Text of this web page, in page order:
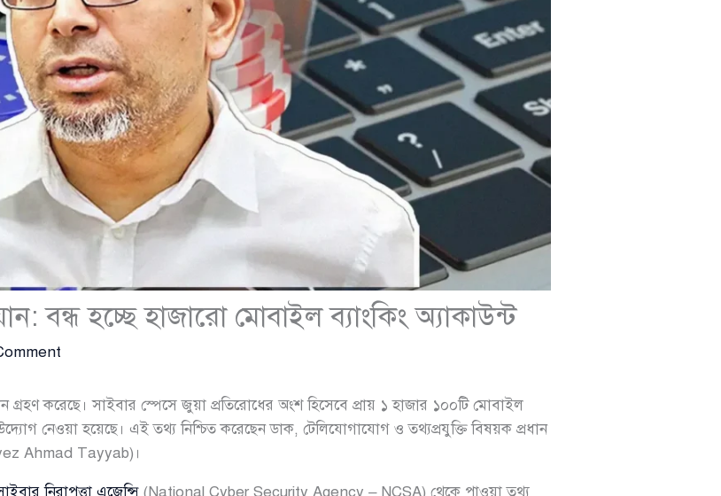
বন্ধ হচ্ছে হাজারো মোবাইল ব্যাংকিং অ্যাকাউন্ট
করেছে। সাইবার স্পেসে জুয়া প্রতিরোধের অংশ হিসেবে প্রায় ১ হাজার ১০০টি মোবাইল
নেওয়া হয়েছে। এই তথ্য নিশ্চিত করেছেন ডাক, টেলিযোগাযোগ ও তথ্যপ্রযুক্তি বিষয়ক প্রধান
Ahmad Tayyab)।
নিরাপত্তা এজেন্সি(National Cyber Security Agency – NCSA) থেকে পাওয়া তথ্য